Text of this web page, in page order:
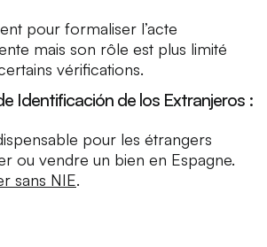
pour formaliser l’acte
mais son rôle est plus limité
vérifications.
Identificación de los Extranjeros :
pour les étrangers
ou vendre un bien en Espagne.
sans NIE.